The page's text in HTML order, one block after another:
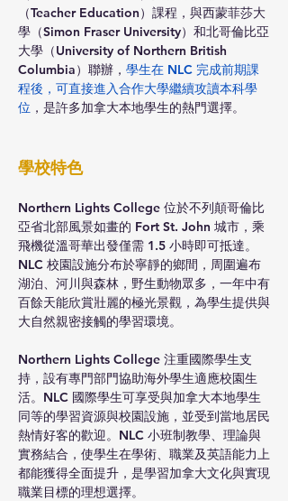
（Teacher Education）課程，與西蒙菲莎大
學（Simon Fraser University）和北哥倫比亞
大學（University of Northern British
Columbia）聯辦， 學生在 NLC 完成前期課
程後，可直接進入合作大學繼續攻讀本科學
位 ，是許多加拿大本地學生的熱門選擇。
學校特色
Northern Lights College 位於不列顛哥倫比
亞省北部風景如畫的 Fort St. John 城市，乘
飛機從溫哥華出發僅需 1.5 小時即可抵達。
NLC 校園設施分布於寧靜的鄉間，周圍遍布
湖泊、河川與森林，野生動物眾多，一年中有
百餘天能欣賞壯麗的極光景觀，為學生提供與
大自然親密接觸的學習環境。
Northern Lights College 注重國際學生支
持，設有專門部門協助海外學生適應校園生
活。NLC 國際學生可享受與加拿大本地學生
同等的學習資源與校園設施，並受到當地居民
熱情好客的歡迎。NLC 小班制教學、理論與
實務結合，使學生在學術、職業及英語能力上
都能獲得全面提升，是學習加拿大文化與實現
職業目標的理想選擇。